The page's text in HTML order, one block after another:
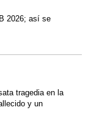
2026; así se
tragedia en la
y un